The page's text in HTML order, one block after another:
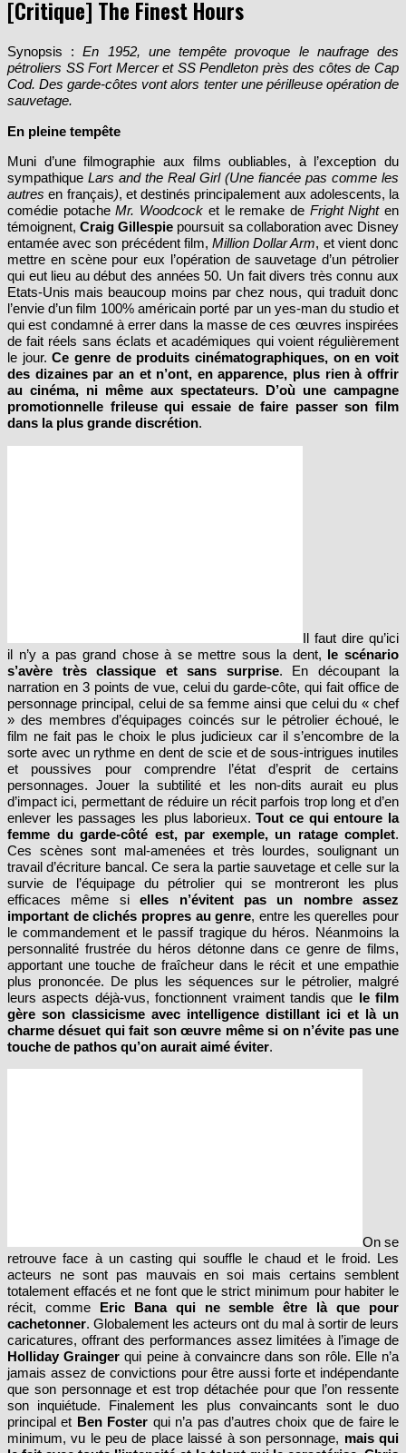
[Critique] The Finest Hours
Synopsis : En 1952, une tempête provoque le naufrage des
pétroliers SS Fort Mercer et SS Pendleton près des côtes de Cap
Cod. Des garde-côtes vont alors tenter une périlleuse opération de
sauvetage.
En pleine tempête
Muni d’une filmographie aux films oubliables, à l’exception du
sympathique Lars and the Real Girl (Une fiancée pas comme les
autresen français), et destinés principalement aux adolescents, la
comédie potacheMr. Woodcock et le remake de Fright Nighten
témoignent,Craig Gillespie poursuit sa collaboration avec Disney
entamée avec son précédent film, Million Dollar Arm, et vient donc
mettre en scène pour eux l’opération de sauvetage d’un pétrolier
qui eut lieu au début des années 50. Un fait divers très connu aux
Etats-Unis mais beaucoup moins par chez nous, qui traduit donc
l’envie d’un film 100% américain porté par un yes-man du studio et
qui est condamné à errer dans la masse de ces œuvres inspirées
de fait réels sans éclats et académiques qui voient régulièrement
le jour.Ce genre de produits cinématographiques, on en voit
des dizaines par an et n’ont, en apparence, plus rien à offrir
au cinéma, ni même aux spectateurs. D’où une campagne
promotionnelle frileuse qui essaie de faire passer son film
dans la plus grande discrétion.
Il faut dire qu’ici
il n’y a pas grand chose à se mettre sous la dent, le scénario
s’avère très classique et sans surprise. En découpant la
narration en 3 points de vue, celui du garde-côte, qui fait office de
personnage principal, celui de sa femme ainsi que celui du « chef
» des membres d’équipages coincés sur le pétrolier échoué, le
film ne fait pas le choix le plus judicieux car il s’encombre de la
sorte avec un rythme en dent de scie et de sous-intrigues inutiles
et poussives pour comprendre l’état d’esprit de certains
personnages. Jouer la subtilité et les non-dits aurait eu plus
d’impact ici, permettant de réduire un récit parfois trop long et d’en
enlever les passages les plus laborieux.Tout ce qui entoure la
femme du garde-côté est, par exemple, un ratage complet.
Ces scènes sont mal-amenées et très lourdes, soulignant un
travail d’écriture bancal. Ce sera la partie sauvetage et celle sur la
survie de l’équipage du pétrolier qui se montreront les plus
efficaces même sielles n’évitent pas un nombre assez
important de clichés propres au genre, entre les querelles pour
le commandement et le passif tragique du héros. Néanmoins la
personnalité frustrée du héros détonne dans ce genre de films,
apportant une touche de fraîcheur dans le récit et une empathie
plus prononcée. De plus les séquences sur le pétrolier, malgré
leurs aspects déjà-vus, fonctionnent vraiment tandis que le film
gère son classicisme avec intelligence distillant ici et là un
charme désuet qui fait son œuvre même si on n’évite pas une
touche de pathos qu’on aurait aimé éviter.
On se
retrouve face à un casting qui souffle le chaud et le froid. Les
acteurs ne sont pas mauvais en soi mais certains semblent
totalement effacés et ne font que le strict minimum pour habiter le
récit, commeEric Bana qui ne semble être là que pour
cachetonner. Globalement les acteurs ont du mal à sortir de leurs
caricatures, offrant des performances assez limitées à l’image de
Holliday Grainger qui peine à convaincre dans son rôle. Elle n’a
jamais assez de convictions pour être aussi forte et indépendante
que son personnage et est trop détachée pour que l’on ressente
son inquiétude. Finalement les plus convaincants sont le duo
principal et Ben Foster qui n’a pas d’autres choix que de faire le
minimum, vu le peu de place laissé à son personnage, mais qui